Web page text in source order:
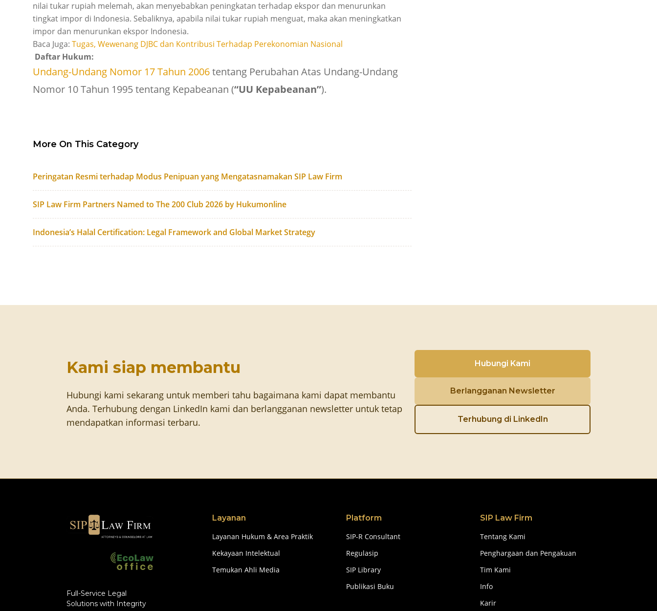
nilai tukar rupiah melemah, akan menyebabkan peningkatan terhadap ekspor dan menurunkan
tingkat impor di Indonesia. Sebaliknya, apabila nilai tukar rupiah menguat, maka akan meningkatkan
impor dan menurunkan ekspor Indonesia.
Baca Juga: Tugas, Wewenang DJBC dan Kontribusi Terhadap Perekonomian Nasional
Daftar Hukum:
Undang-Undang Nomor 17 Tahun 2006tentang Perubahan Atas Undang-Undang
Nomor 10 Tahun 1995 tentang Kepabeanan (“UU Kepabeanan”).
More On This Category
Peringatan Resmi terhadap Modus Penipuan yang Mengatasnamakan SIP Law Firm
SIP Law Firm Partners Named to The 200 Club 2026 by Hukumonline
Indonesia’s Halal Certification: Legal Framework and Global Market Strategy
Kami siap membantu
Hubungi kami sekarang untuk memberi tahu bagaimana kami dapat membantu
Anda. Terhubung dengan LinkedIn kami dan berlangganan newsletter untuk tetap
mendapatkan informasi terbaru.
Hubungi Kami
Berlangganan Newsletter
Terhubung di LinkedIn
Full-Service Legal
Solutions with Integrity
Layanan
Layanan Hukum & Area Praktik
Kekayaan Intelektual
Temukan Ahli Media
Platform
SIP-R Consultant
Regulasip
SIP Library
Publikasi Buku
SIP Law Firm
Tentang Kami
Penghargaan dan Pengakuan
Tim Kami
Info
Karir